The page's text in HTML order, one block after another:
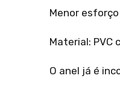
Menor
Material: PVC
O anel já é